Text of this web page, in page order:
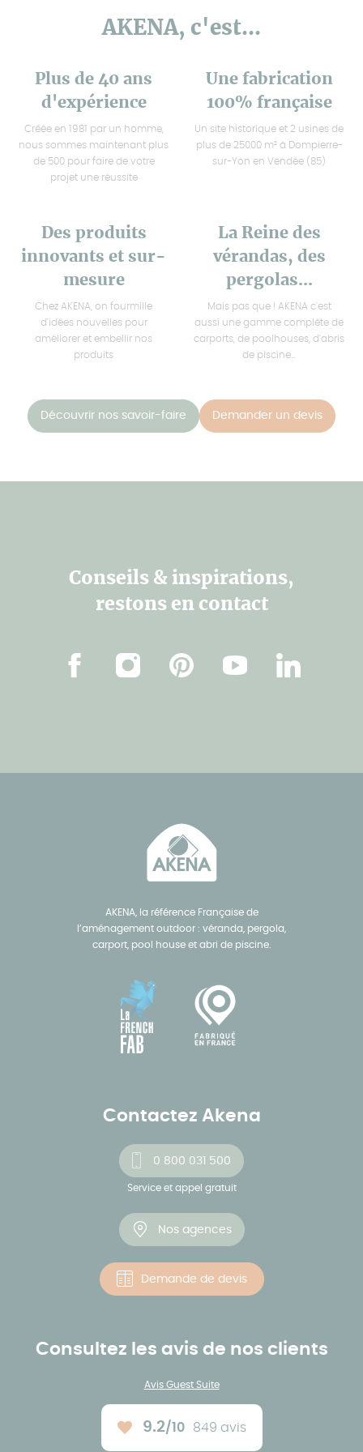
AKENA, c'est...
Plus de 40 ans
d'expérience
Créée en 1981 par un homme,
nous sommes maintenant plus
de 500 pour faire de votre
projet une réussite
Une fabrication
100% française
Un site historique et 2 usines de
plus de 25000 m² à Dompierre-
sur-Yon en Vendée (85)
Des produits
innovants et sur-
mesure
Chez AKENA, on fourmille
d'idées nouvelles pour
améliorer et embellir nos
produits
La Reine des
vérandas, des
pergolas...
Mais pas que ! AKENA c'est
aussi une gamme complète de
carports, de poolhouses, d'abris
de piscine...
Découvrir nos savoir-faire Demander un devis
AKENA, la référence Française de
l’aménagement outdoor : véranda, pergola,
carport, pool house et abri de piscine.
Contactez Akena
0 800 031 500
Service et appel gratuit
Nos agences
Demande de devis
Consultez les avis de nos clients
Avis Guest Suite
Note moyenne :
9.2/10 849 avis
Conseils & inspirations,
restons en contact
FacebookInstagramPinterestYoutube